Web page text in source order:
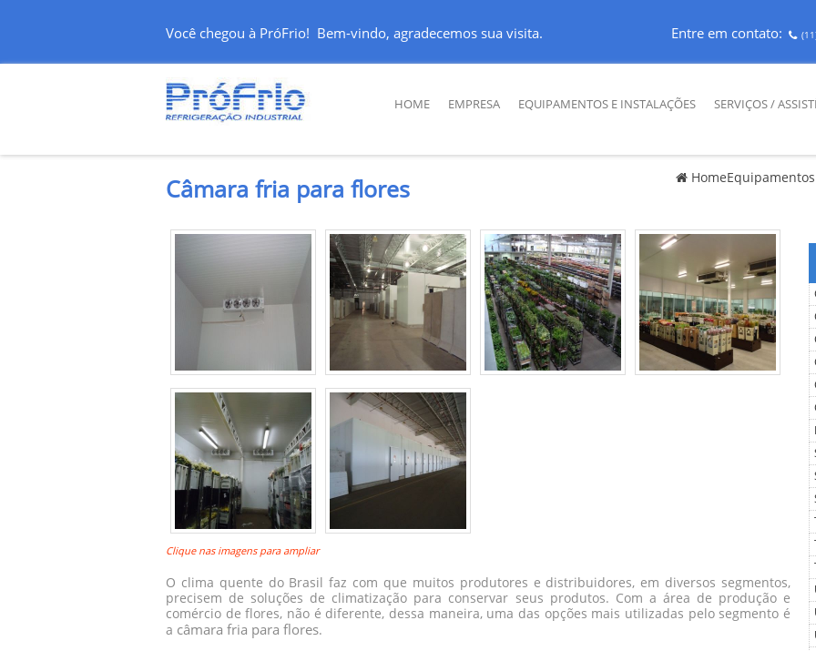
Você chegou à PróFrio! Bem-vindo, agradecemos sua visita. Entre em contato:
HOME EMPRESA EQUIPAMENTOS E INSTALAÇÕES SERVIÇOS /
Home
Câmara fria para flores
Clique nas imagens para ampliar
O clima quente do Brasil faz com que muitos produtores e distribuidores, em diversos segmentos,
precisem de soluções de climatização para conservar seus produtos. Com a área de produção e
comércio de flores, não é diferente, dessa maneira, uma das opções mais utilizadas pelo segmento é
a câmara fria para flores.